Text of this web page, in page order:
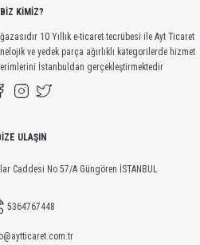
Gönder
BİZ KİMİZ?
10 Yıllık e-ticaret tecrübesi ile Ayt Ticaret
ve yedek parça ağırlıklı kategorilerde hizmet
İstanbuldan gerçekleştirmektedir
ULAŞIN
Caddesi No 57/A Güngören İSTANBUL
5364767448